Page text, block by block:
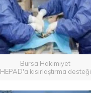
Bursa Hakimiyet
HEPAD'a kısırlaştırma desteği